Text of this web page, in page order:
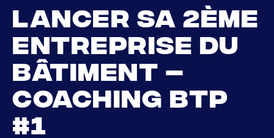
Lancer sa 2ème
entreprise du
bâtiment –
Coaching BTP
#1